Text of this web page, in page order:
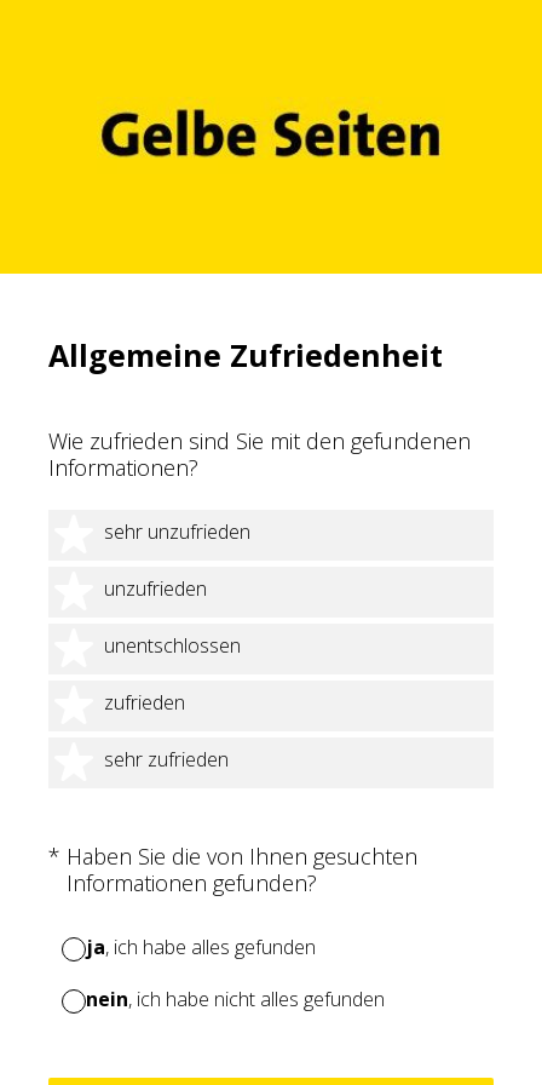
Allgemeine Zufriedenheit
Wie zufrieden sind Sie mit den gefundenen
Informationen?
sehr unzufrieden
1 Stern
unzufrieden
2 Sterne
unentschlossen
3 Sterne
zufrieden
4 Sterne
sehr zufrieden
5 Sterne
* Haben Sie die von Ihnen gesuchten
Informationen gefunden?
(Erforderlich.)
ja, ich habe alles gefunden
nein, ich habe nicht alles gefunden